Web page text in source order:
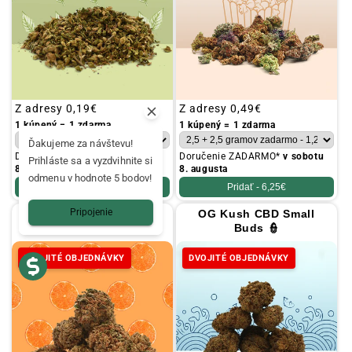
Obvyklá
cena
Z adresy 0,19€
1 kúpený = 1 zdarma
Doručenie ZADARMO*v sobotu
8. augusta
Obvyklá
cena
Z adresy 0,49€
1 kúpený = 1 zdarma
Doručenie ZADARMO*v sobotu
8. augusta
Pridať - 6,25€
Orange Bud CBD Small
Buds 🍊
DVOJITÉ OBJEDNÁVKY
OG Kush CBD Small
Buds 👮
DVOJITÉ OBJEDNÁVKY
Ďakujeme za návštevu!
Prihláste sa a vyzdvihnite si
odmenu v hodnote 5 bodov!
Pripojenie